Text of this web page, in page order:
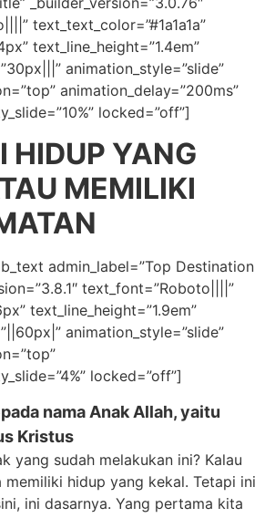
text_text_color=”#1a1a1a”
text_line_height=”1.4em”
animation_style=”slide”
animation_delay=”200ms”
locked=”off”]
HIDUP YANG
MEMILIKI
admin_label=”Top Destination
text_font=”Roboto||||”
text_line_height=”1.9em”
animation_style=”slide”
locked=”off”]
nama Anak Allah, yaitu
Kristus
yang sudah melakukan ini? Kalau
hidup yang kekal. Tetapi ini
ini dasarnya. Yang pertama kita